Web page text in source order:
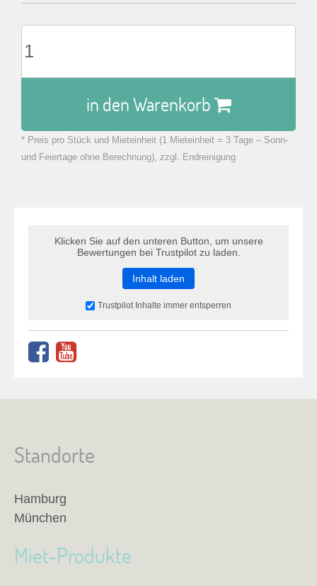
in den Warenkorb
zu Warenkorb hinzugefügt.
* Preis pro Stück und Mieteinheit (1 Mieteinheit = 3 Tage – Sonn-
und Feiertage ohne Berechnung), zzgl. Endreinigung
Klicken Sie auf den unteren Button, um unsere
Bewertungen bei Trustpilot zu laden.
Inhalt laden
Trustpilot Inhalte immer entsperren
Standorte
Hamburg
München
Miet-Produkte